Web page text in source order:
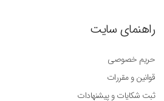
راهنمای سایت
حریم خصوصی
قوانین و مقررات
ثبت شکایات و پیشنهادات